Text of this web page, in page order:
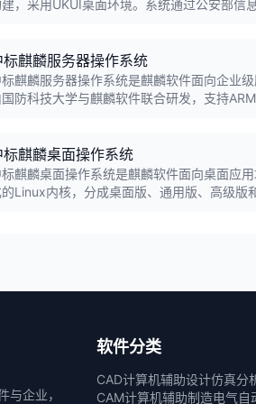
，采用UKUI桌面环境。系统通过公安部信
标麒麟服务器操作系统
标麒麟服务器操作系统是麒麟软件面向企业
国防科技大学与麒麟软件联合研发，支持
标麒麟桌面操作系统
标麒麟桌面操作系统是麒麟软件面向桌面应
Linux内核，分成桌面版、通用版、高级版
与企业，
软件分类
CAD计算机辅助设计仿真分
CAM计算机辅助制造电气自